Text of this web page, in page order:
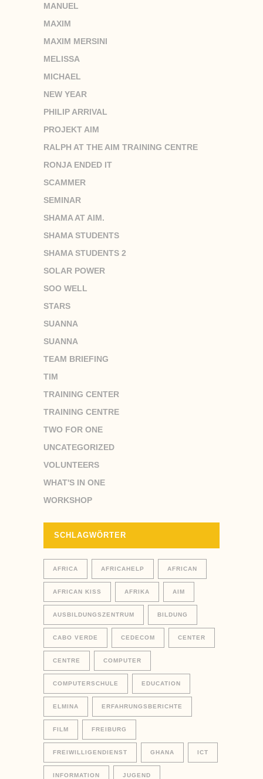
MANUEL
MAXIM
MAXIM MERSINI
MELISSA
MICHAEL
NEW YEAR
PHILIP ARRIVAL
PROJEKT AIM
RALPH AT THE AIM TRAINING CENTRE
RONJA ENDED IT
SCAMMER
SEMINAR
SHAMA AT AIM.
SHAMA STUDENTS
SHAMA STUDENTS 2
SOLAR POWER
SOO WELL
STARS
SUANNA
SUANNA
TEAM BRIEFING
TIM
TRAINING CENTER
TRAINING CENTRE
TWO FOR ONE
UNCATEGORIZED
VOLUNTEERS
WHAT'S IN ONE
WORKSHOP
SCHLAGWÖRTER
AFRICA AFRICAHELP AFRICAN
AFRICAN KISS AFRIKA AIM
AUSBILDUNGSZENTRUM BILDUNG
CABO VERDE CEDECOM CENTER
CENTRE COMPUTER
COMPUTERSCHULE EDUCATION
ELMINA ERFAHRUNGSBERICHTE
FILM FREIBURG
FREIWILLIGENDIENST GHANA ICT
INFORMATION JUGEND